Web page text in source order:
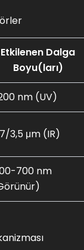
Etkilenen Dalga
Boyu(ları)
nm (UV)
3,5 μm (IR)
700 nm